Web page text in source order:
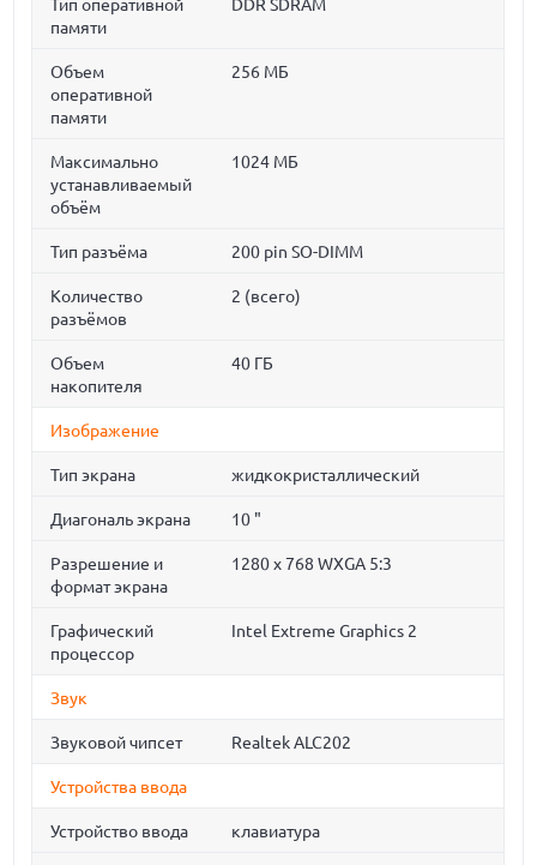
Тип оперативной
памяти
DDR SDRAM
Объем
оперативной
памяти
256 МБ
Максимально
устанавливаемый
объём
1024 МБ
Тип разъёма 200 pin SO-DIMM
Количество
разъёмов
2 (всего)
Объем
накопителя
40 ГБ
Изображение
Тип экрана жидкокристаллический
Диагональ экрана 10 "
Разрешение и
формат экрана
1280 x 768 WXGA 5:3
Графический
процессор
Intel Extreme Graphics 2
Звук
Звуковой чипсет Realtek ALC202
Устройства ввода
Устройство ввода клавиатура